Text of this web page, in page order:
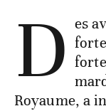
D es
Royaume, a